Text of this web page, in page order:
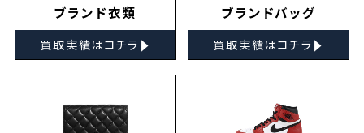
ブランド衣類
買取実績はコチラ ▸
ブランドバッグ
買取実績はコチラ ▸